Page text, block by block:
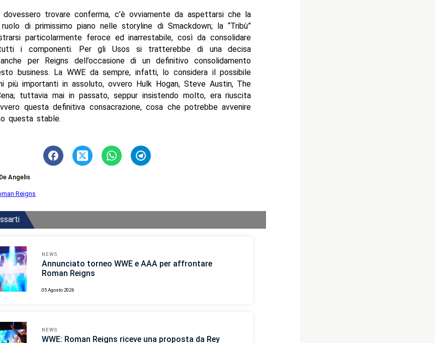
trovare conferma, c’è ovviamente da aspettarsi che la
di primissimo piano nelle storyline di Smackdown; la “Tribù”
particolarmente feroce ed inarrestabile, così da consolidare
i componenti. Per gli Usos si tratterebbe di una decisa
per Reigns dell’occasione di un definitivo consolidamento
business. La WWE da sempre, infatti, lo considera il possibile
più importanti in assoluto, ovvero Hulk Hogan, Steve Austin, The
tuttavia mai in passato, seppur insistendo molto, era riuscita
questa definitiva consacrazione, cosa che potrebbe avvenire
questa stable.
Angelis
Reigns
NEWS
Annunciato torneo WWE e AAA per affrontare
Roman Reigns
05 Agosto 2026
NEWS
WWE: Roman Reigns riceve una proposta da Rey